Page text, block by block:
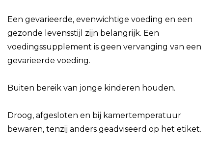
Een gevarieerde, evenwichtige voeding en een
gezonde levensstijl zijn belangrijk. Een
voedingssupplement is geen vervanging van een
gevarieerde voeding.
Buiten bereik van jonge kinderen houden.
Droog, afgesloten en bij kamertemperatuur
bewaren, tenzij anders geadviseerd op het etiket.